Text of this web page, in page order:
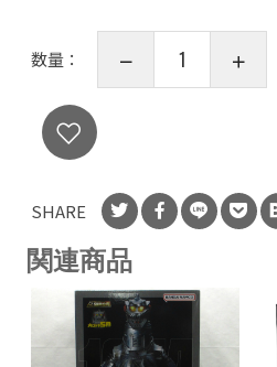
数量：
SHARE
関連商品